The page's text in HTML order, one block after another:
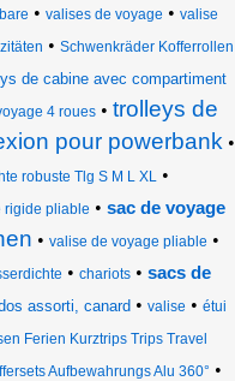
• valises de voyage • valise
• Schwenkräder Kofferrollen
de cabine avec compartiment
4 roues • trolleys de
pour powerbank •
robuste Tlg S M L XL •
rigide pliable • sac de voyage
• valise de voyage pliable •
• chariots • sacs de
assorti, canard• valise • étui
Ferien Kurztrips Trips Travel
Aufbewahrungs Alu 360° •